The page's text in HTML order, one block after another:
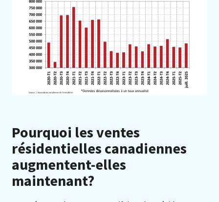
Pourquoi les ventes
résidentielles canadiennes
augmentent-elles
maintenant?